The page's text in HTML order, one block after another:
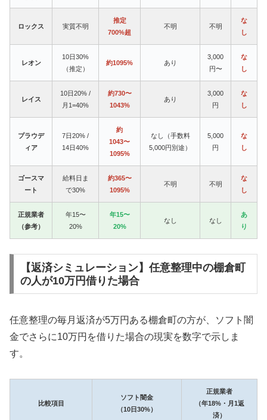
ロックス 実質不明
推定
700%超
不明 不明
な
し
レオン
10日30%
（推定）
約1095% あり
3,000
円〜
な
し
レイス
10日20% /
月1=40%
約730〜
1043%
あり
3,000
円
な
し
プラウデ
ィア
7日20% /
14日40%
約
1043〜
1095%
なし（手数料
5,000円別途）
5,000
円
な
し
ゴースマ
ート
給料日ま
で30%
約365〜
1095%
不明 不明
な
し
正規業者
（参考）
年15〜
20%
年15〜
20%
なし なし
あ
り
【返済シミュレーション】任意整理中の棚倉町
の人が10万円借りた場合
任意整理の毎月返済が5万円ある棚倉町の方が、ソフト闇
金でさらに10万円を借りた場合の現実を数字で示しま
す。
比較項目
ソフト闇金
（10日30%）
正規業者
（年18%・月1返
済）